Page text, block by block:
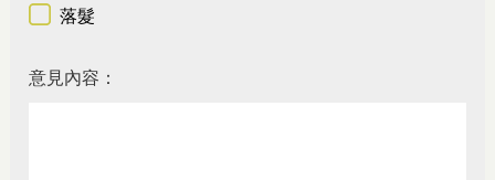
落髮
意見內容：